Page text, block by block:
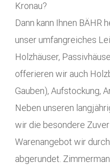
Kronau?
Dann kann Ihnen BÄHR
unser umfangreiches
Holzhäuser,
offerieren wir auch
Gauben), Aufstockung,
Neben unseren
wir die besondere
Warenangebot wir
abgerundet.